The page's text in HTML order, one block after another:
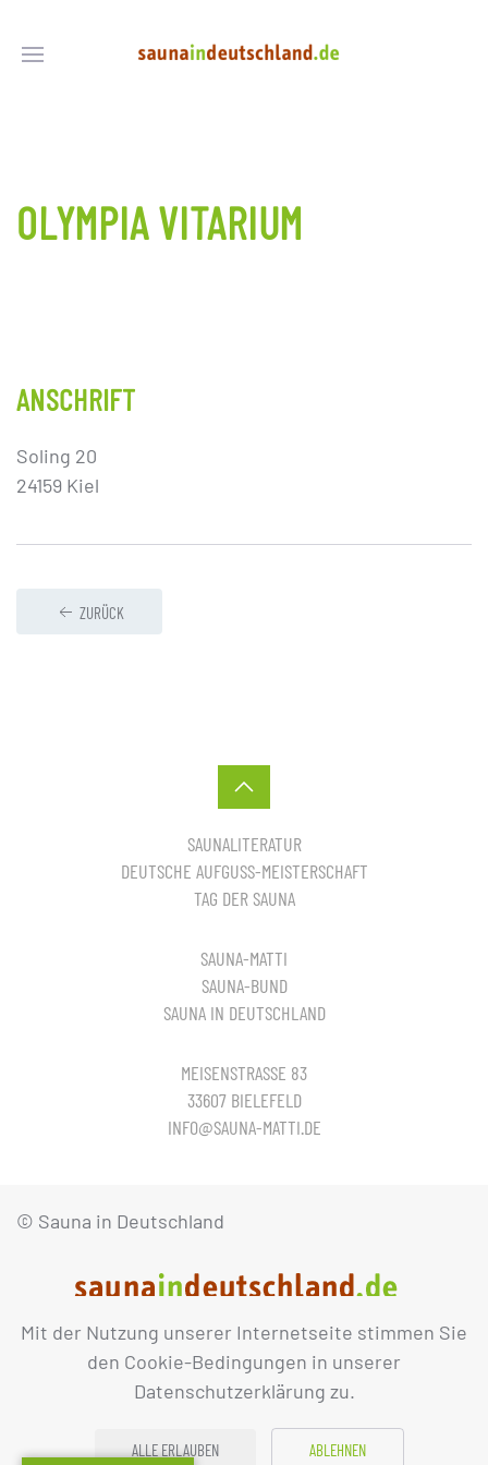
Mit der Nutzung unserer Internetseite stimmen Sie
den Cookie-Bedingungen in unserer
Datenschutzerklärung zu.
ALLE ERLAUBEN ABLEHNEN
OLYMPIA VITARIUM
ANSCHRIFT
Soling 20
24159 Kiel
ZURÜCK
SAUNALITERATUR
DEUTSCHE AUFGUSS-MEISTERSCHAFT
TAG DER SAUNA
SAUNA-MATTI
SAUNA-BUND
SAUNA IN DEUTSCHLAND
MEISENSTRASSE 83
33607 BIELEFELD
INFO@SAUNA-MATTI.DE
© Sauna in Deutschland
IMPRESSUM DATENSCHUTZ